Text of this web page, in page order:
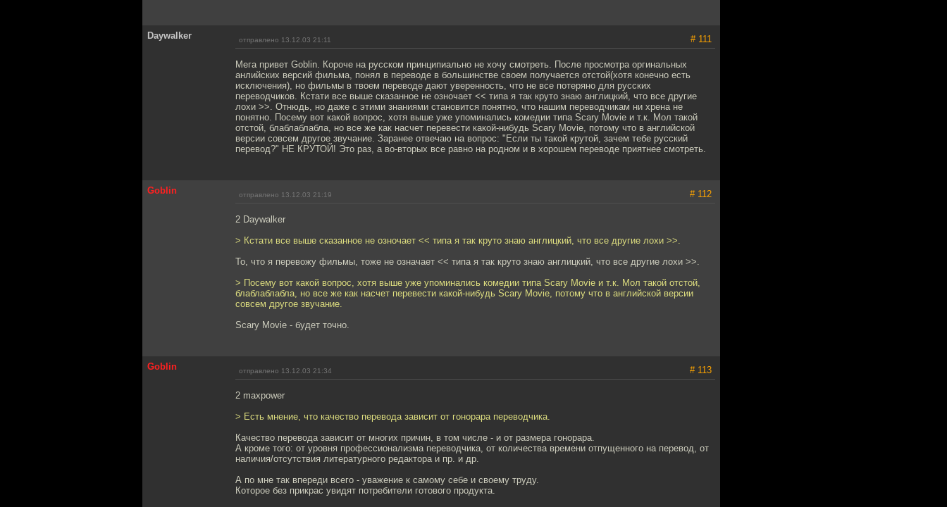
Daywalker отправлено 13.12.03 21:11 # 111
Мега привет Goblin. Короче на русском принципиально не хочу смотреть. После просмотра оргинальных
анлийских версий фильма, понял в переводе в большинстве своем получается отстой(хотя конечно есть
исключения), но фильмы в твоем переводе дают уверенность, что не все потеряно для русских
переводчиков. Кстати все выше сказанное не озночает << типа я так круто знаю англицкий, что все другие
лохи >>. Отнюдь, но даже с этими знаниями становится понятно, что нашим переводчикам ни хрена не
понятно. Посему вот какой вопрос, хотя выше уже упоминались комедии типа Scary Movie и т.к. Мол такой
отстой, блаблаблабла, но все же как насчет перевести какой-нибудь Scary Movie, потому что в английской
версии совсем другое звучание. Заранее отвечаю на вопрос: "Если ты такой крутой, зачем тебе русский
перевод?" НЕ КРУТОЙ! Это раз, а во-вторых все равно на родном и в хорошем переводе приятнее смотреть.
Goblin отправлено 13.12.03 21:19 # 112
2 Daywalker
> Кстати все выше сказанное не озночает << типа я так круто знаю англицкий, что все другие лохи >>.
То, что я перевожу фильмы, тоже не означает << типа я так круто знаю англицкий, что все другие лохи >>.
> Посему вот какой вопрос, хотя выше уже упоминались комедии типа Scary Movie и т.к. Мол такой отстой,
блаблаблабла, но все же как насчет перевести какой-нибудь Scary Movie, потому что в английской версии
совсем другое звучание.
Scary Movie - будет точно.
Goblin отправлено 13.12.03 21:34 # 113
2 maxpower
> Есть мнение, что качество перевода зависит от гонорара переводчика.
Качество перевода зависит от многих причин, в том числе - и от размера гонорара.
А кроме того: от уровня профессионализма переводчика, от количества времени отпущенного на перевод, от
наличия/отсутствия литературного редактора и пр. и др.
А по мне так впереди всего - уважение к самому себе и своему труду.
Которое без прикрас увидят потребители готового продукта.